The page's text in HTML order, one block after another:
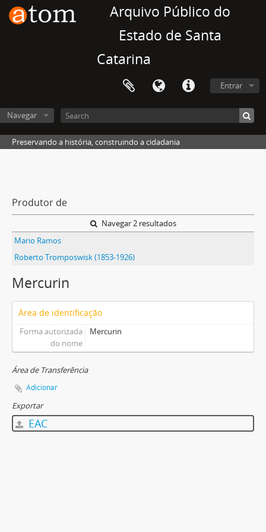
Arquivo Público do
Estado de Santa
Catarina
Entrar
Navegar
Preservando a história, construindo a cidadania
Produtor de
Navegar 2 resultados
Mario Ramos
Roberto Tromposwisk (1853-1926)
Mercurin
Área de identificação
Forma autorizada
do nome
Mercurin
Área de Transferência
Adicionar
Exportar
EAC